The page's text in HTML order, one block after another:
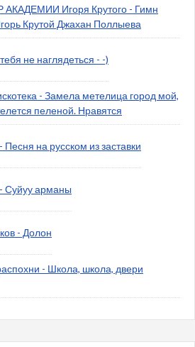
Игоря Крутого - Гимн
Крутой Джахан Поллыева
не наглядеться - -)
- Замела метелица город мой,
пеленой. Нравятся
Песня на русском из заставки
Суйуу арманы
- Долон
- Школа, школа, двери